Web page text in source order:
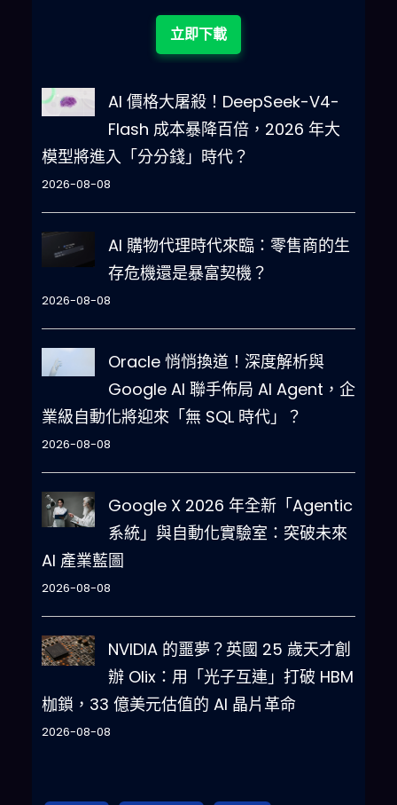
立即下載
AI 價格大屠殺！DeepSeek-V4-
Flash 成本暴降百倍，2026 年大
模型將進入「分分錢」時代？
2026-08-08
AI 購物代理時代來臨：零售商的生
存危機還是暴富契機？
2026-08-08
Oracle 悄悄換道！深度解析與
Google AI 聯手佈局 AI Agent，企
業級自動化將迎來「無 SQL 時代」？
2026-08-08
Google X 2026 年全新「Agentic
系統」與自動化實驗室：突破未來
AI 產業藍圖
2026-08-08
NVIDIA 的噩夢？英國 25 歲天才創
辦 Olix：用「光子互連」打破 HBM
枷鎖，33 億美元估值的 AI 晶片革命
2026-08-08